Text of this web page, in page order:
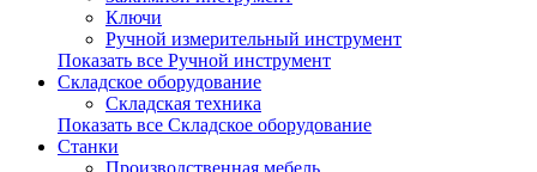
Ключи
Ручной измерительный инструмент
Показать все Ручной инструмент
Складское оборудование
Складская техника
Показать все Складское оборудование
Станки
Производственная мебель